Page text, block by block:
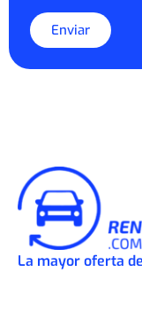
Enviar
La mayor oferta